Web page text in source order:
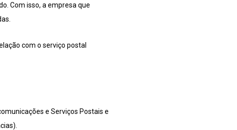
Com isso, a empresa que
com o serviço postal
e Serviços Postais e